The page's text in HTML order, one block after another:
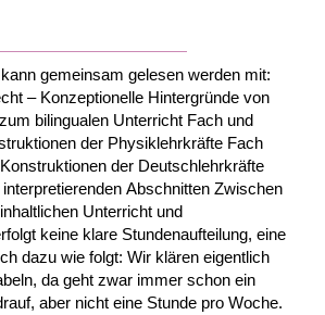
gemeinsam gelesen werden mit:
– Konzeptionelle Hintergründe von
bilingualen Unterricht Fach und
der Physiklehrkräfte Fach
der Deutschlehrkräfte
Abschnitten Zwischen
Unterricht und
keine klare Stundenaufteilung, eine
dazu wie folgt: Wir klären eigentlich
da geht zwar immer schon ein
aber nicht eine Stunde pro Woche.